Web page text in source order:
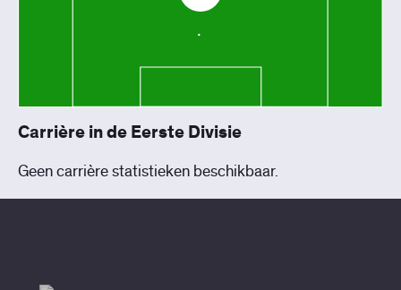
Carrière in de Eerste Divisie
Geen carrière statistieken beschikbaar.